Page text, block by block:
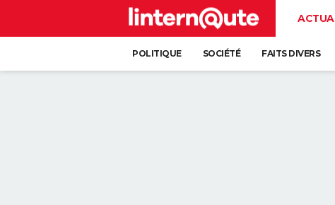
POLITIQUE SOCIÉTÉ FAITS DIVERS